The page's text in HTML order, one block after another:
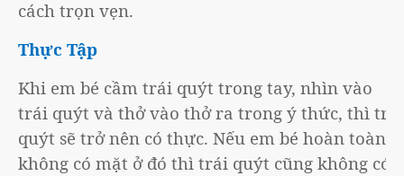
cách trọn vẹn.
Thực Tập
Khi em bé cầm trái quýt trong tay, nhìn vào
trái quýt và thở vào thở ra trong ý thức, thì trái
quýt sẽ trở nên có thực. Nếu em bé hoàn toàn
không có mặt ở đó thì trái quýt cũng không có.